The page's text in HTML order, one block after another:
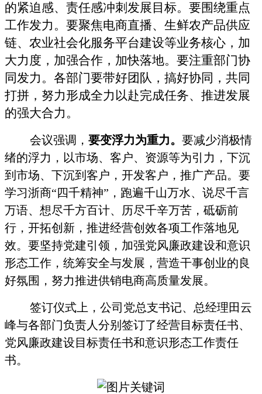
的紧迫感、责任感冲刺发展目标。要围绕重点
工作发力。要聚焦电商直播、生鲜农产品供应
链、农业社会化服务平台建设等业务核心，加
大力度，加强合作，加快落地。要注重部门协
同发力。各部门要带好团队，搞好协同，共同
打拼，努力形成全力以赴完成任务、推进发展
的强大合力。
会议强调， 要变浮力为重力。 要减少消极情
绪的浮力， 以市场、客户、资源等为引力，下沉
到市场、下沉到客户，开发客户，推广产品。要
学习浙商“四千精神”，跑遍千山万水、说尽千言
万语、想尽千方百计、历尽千辛万苦，砥砺前
行，开拓创新，推进经营创效各项工作落地见
效。要坚持党建引领，加强党风廉政建设和意识
形态工作，统筹安全与发展，营造干事创业的良
好氛围，努力推进供销电商高质量发展。
签订仪式上，公司党总支书记、总经理田云
峰与各部门负责人分别签订了经营目标责任书、
党风廉政建设目标责任书和意识形态工作责任
书。